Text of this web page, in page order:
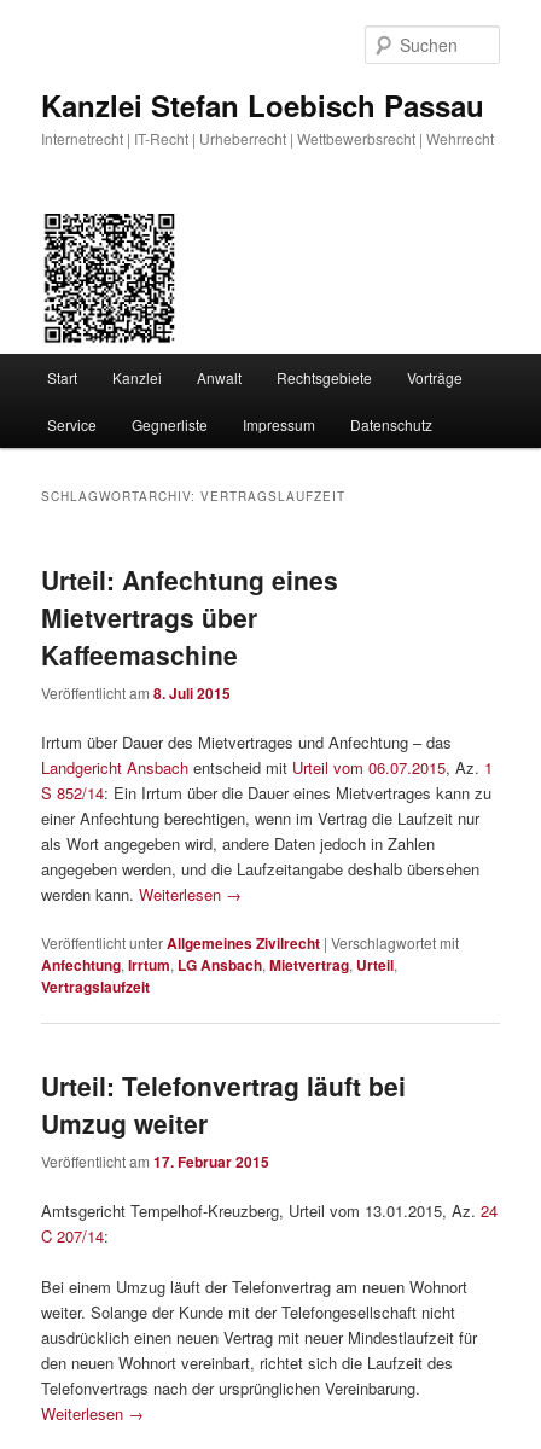
Kanzlei Stefan Loebisch Passau
Internetrecht | IT-Recht | Urheberrecht | Wettbewerbsrecht | Wehrrecht
Start Kanzlei Anwalt Rechtsgebiete Vorträge
Service Gegnerliste Impressum Datenschutz
SCHLAGWORTARCHIV:VERTRAGSLAUFZEIT
Urteil: Anfechtung eines
Mietvertrags über
Kaffeemaschine
Veröffentlicht am8. Juli 2015
Irrtum über Dauer des Mietvertrages und Anfechtung – das
Landgericht Ansbach entscheid mit Urteil vom 06.07.2015, Az. 1
S 852/14: Ein Irrtum über die Dauer eines Mietvertrages kann zu
einer Anfechtung berechtigen, wenn im Vertrag die Laufzeit nur
als Wort angegeben wird, andere Daten jedoch in Zahlen
angegeben werden, und die Laufzeitangabe deshalb übersehen
werden kann.Weiterlesen →
Veröffentlicht unterAllgemeines Zivilrecht |Verschlagwortet mit
Anfechtung,Irrtum, LG Ansbach,Mietvertrag, Urteil,
Vertragslaufzeit
Urteil: Telefonvertrag läuft bei
Umzug weiter
Veröffentlicht am17. Februar 2015
Amtsgericht Tempelhof-Kreuzberg, Urteil vom 13.01.2015, Az.24
C 207/14:
Bei einem Umzug läuft der Telefonvertrag am neuen Wohnort
weiter. Solange der Kunde mit der Telefongesellschaft nicht
ausdrücklich einen neuen Vertrag mit neuer Mindestlaufzeit für
den neuen Wohnort vereinbart, richtet sich die Laufzeit des
Telefonvertrags nach der ursprünglichen Vereinbarung.
Weiterlesen →